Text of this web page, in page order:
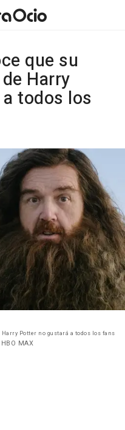
que su
Harry
todos los
Potter no gustará a todos los fans
MAX